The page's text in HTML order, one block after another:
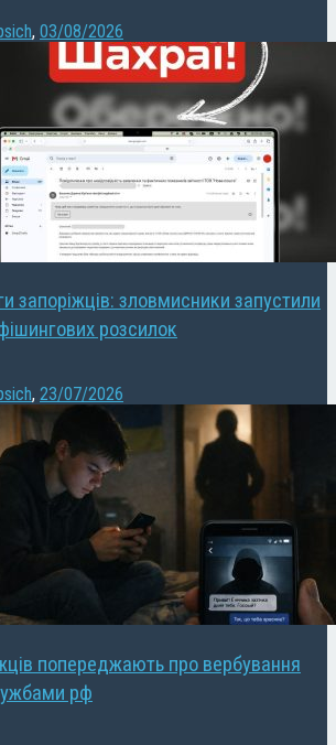
, 03/08/2026
запоріжців: зловмисники запустили
розсилок
, 23/07/2026
попереджають про вербування
рф